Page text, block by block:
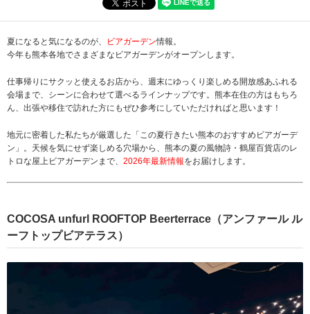
夏になると気になるのが、 ビアガーデン情報。
今年も熊本各地でさまざまなビアガーデンがオープンします。
仕事帰りにサクッと使えるお店から、週末にゆっくり楽しめる開放感あふれる
会場まで、シーンに合わせて選べるラインナップです。熊本在住の方はもちろ
ん、出張や移住で訪れた方にもぜひ参考にしていただければと思います！
地元に密着した私たちが厳選した「この夏行きたい熊本のおすすめビアガーデ
ン」。天候を気にせず楽しめる穴場から、熊本の夏の風物詩・鶴屋百貨店のレ
トロな屋上ビアガーデンまで、 2026年最新情報をお届けします。
COCOSA unfurl ROOFTOP Beerterrace（アンファール ル
ーフトップビアテラス）